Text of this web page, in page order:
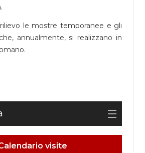
visite
le mostre temporanee e gli
annualmente, si realizzano in